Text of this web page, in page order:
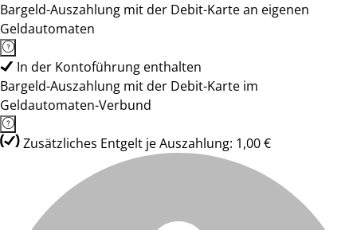
Bargeld-Auszahlung mit der Debit-Karte an eigenen
Geldautomaten
In der Kontoführung enthalten
Bargeld-Auszahlung mit der Debit-Karte im
Geldautomaten-Verbund
Zusätzliches Entgelt je Auszahlung: 1,00 €